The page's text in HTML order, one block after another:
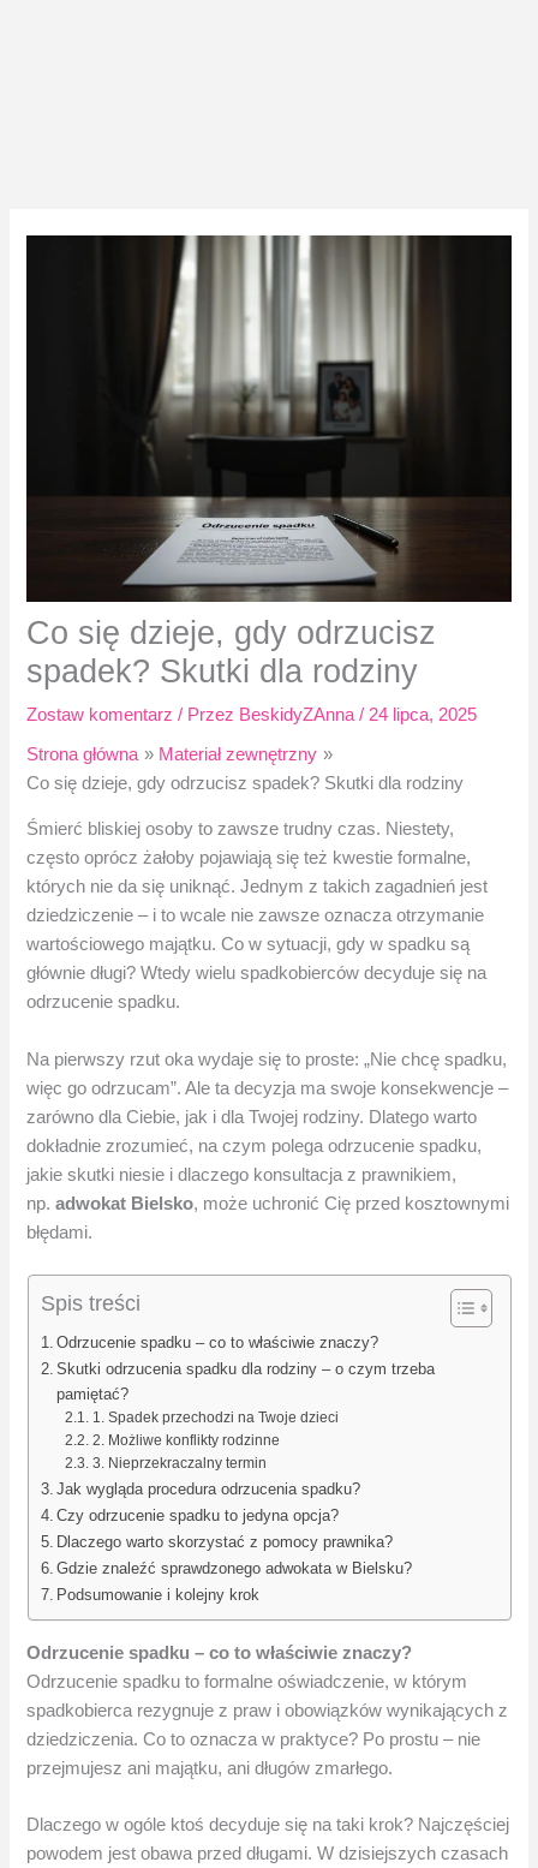
Co się dzieje, gdy odrzucisz
spadek? Skutki dla rodziny
Zostaw komentarz / Przez BeskidyZAnna/ 24 lipca, 2025
Strona główna
Materiał zewnętrzny
Co się dzieje, gdy odrzucisz spadek? Skutki dla rodziny
Śmierć bliskiej osoby to zawsze trudny czas. Niestety,
często oprócz żałoby pojawiają się też kwestie formalne,
których nie da się uniknąć. Jednym z takich zagadnień jest
dziedziczenie – i to wcale nie zawsze oznacza otrzymanie
wartościowego majątku. Co w sytuacji, gdy w spadku są
głównie długi? Wtedy wielu spadkobierców decyduje się na
odrzucenie spadku.
Na pierwszy rzut oka wydaje się to proste: „Nie chcę spadku,
więc go odrzucam”. Ale ta decyzja ma swoje konsekwencje –
zarówno dla Ciebie, jak i dla Twojej rodziny. Dlatego warto
dokładnie zrozumieć, na czym polega odrzucenie spadku,
jakie skutki niesie i dlaczego konsultacja z prawnikiem,
np.adwokat Bielsko, może uchronić Cię przed kosztownymi
błędami.
Spis treści
Odrzucenie spadku – co to właściwie znaczy?
Skutki odrzucenia spadku dla rodziny – o czym trzeba
pamiętać?
1. Spadek przechodzi na Twoje dzieci
2. Możliwe konflikty rodzinne
3. Nieprzekraczalny termin
Jak wygląda procedura odrzucenia spadku?
Czy odrzucenie spadku to jedyna opcja?
Dlaczego warto skorzystać z pomocy prawnika?
Gdzie znaleźć sprawdzonego adwokata w Bielsku?
Podsumowanie i kolejny krok
Odrzucenie spadku – co to właściwie znaczy?
Odrzucenie spadku to formalne oświadczenie, w którym
spadkobierca rezygnuje z praw i obowiązków wynikających z
dziedziczenia. Co to oznacza w praktyce? Po prostu – nie
przejmujesz ani majątku, ani długów zmarłego.
Dlaczego w ogóle ktoś decyduje się na taki krok? Najczęściej
powodem jest obawa przed długami. W dzisiejszych czasach